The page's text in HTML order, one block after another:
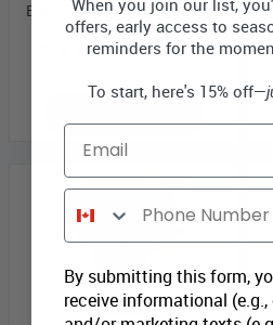
Bouquet Meilleur Vendeur de
Valentin
Prix Bloomex: 79,99 $
offers, early access to
reminders for the
To start, here's 15% off—
Email
Phone Number
By submitting this form,
receive informational